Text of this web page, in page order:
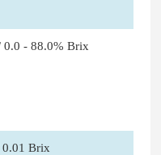
0.0 - 88.0% Brix
0.01 Brix